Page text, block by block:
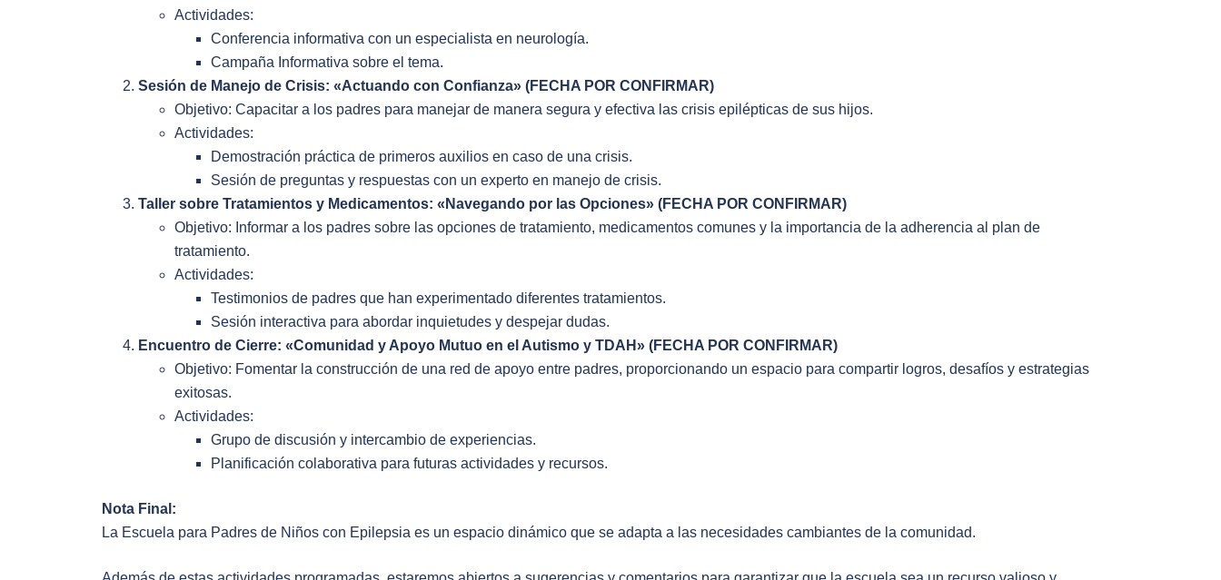
Actividades:
Conferencia informativa con un especialista en neurología.
Campaña Informativa sobre el tema.
Sesión de Manejo de Crisis: «Actuando con Confianza» (FECHA POR CONFIRMAR)
Objetivo: Capacitar a los padres para manejar de manera segura y efectiva las crisis epilépticas de sus hijos.
Actividades:
Demostración práctica de primeros auxilios en caso de una crisis.
Sesión de preguntas y respuestas con un experto en manejo de crisis.
Taller sobre Tratamientos y Medicamentos: «Navegando por las Opciones» (FECHA POR CONFIRMAR)
Objetivo: Informar a los padres sobre las opciones de tratamiento, medicamentos comunes y la importancia de la adherencia al plan de
tratamiento.
Actividades:
Testimonios de padres que han experimentado diferentes tratamientos.
Sesión interactiva para abordar inquietudes y despejar dudas.
Encuentro de Cierre: «Comunidad y Apoyo Mutuo en el Autismo y TDAH» (FECHA POR CONFIRMAR)
Objetivo: Fomentar la construcción de una red de apoyo entre padres, proporcionando un espacio para compartir logros, desafíos y estrategias
exitosas.
Actividades:
Grupo de discusión y intercambio de experiencias.
Planificación colaborativa para futuras actividades y recursos.
Nota Final:
La Escuela para Padres de Niños con Epilepsia es un espacio dinámico que se adapta a las necesidades cambiantes de la comunidad.